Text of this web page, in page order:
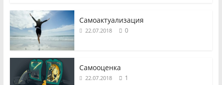
Самоактуализация
22.07.2018 0
Самооценка
22.07.2018 1